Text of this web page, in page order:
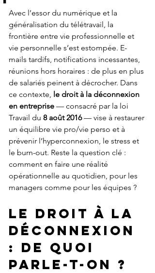
Avec l’essor du numérique et la
généralisation du télétravail, la
frontière entre vie professionnelle et
vie personnelle s’est estompée. E-
mails tardifs, notifications incessantes,
réunions hors horaires : de plus en plus
de salariés peinent à décrocher. Dans
ce contexte, le droit à la déconnexion
en entreprise — consacré par la loi
Travail du 8 août 2016 — vise à restaurer
un équilibre vie pro/vie perso et à
prévenir l’hyperconnexion, le stress et
le burn-out. Reste la question clé :
comment en faire une réalité
opérationnelle au quotidien, pour les
managers comme pour les équipes ?
LE DROIT À LA
DÉCONNEXION
: DE QUOI
PARLE-T-ON ?